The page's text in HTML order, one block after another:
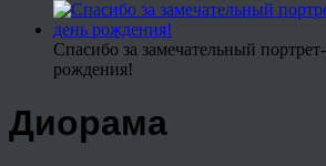
Спасибо за замечательный
рождения!
Диорама